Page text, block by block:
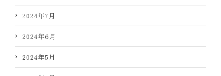
2024年7月
2024年6月
2024年5月